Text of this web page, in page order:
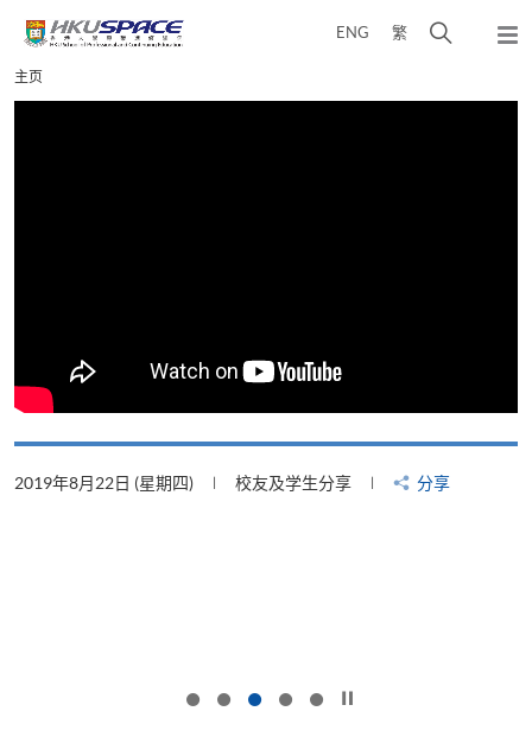
content
ENG 繁
弹
Main
content
主页
2019年8月22日 (星期四) 校友及学生分享 分享